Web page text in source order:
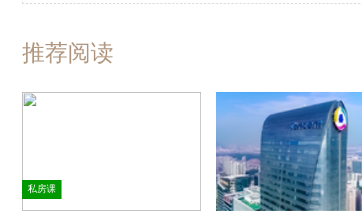
推荐阅读
私房课